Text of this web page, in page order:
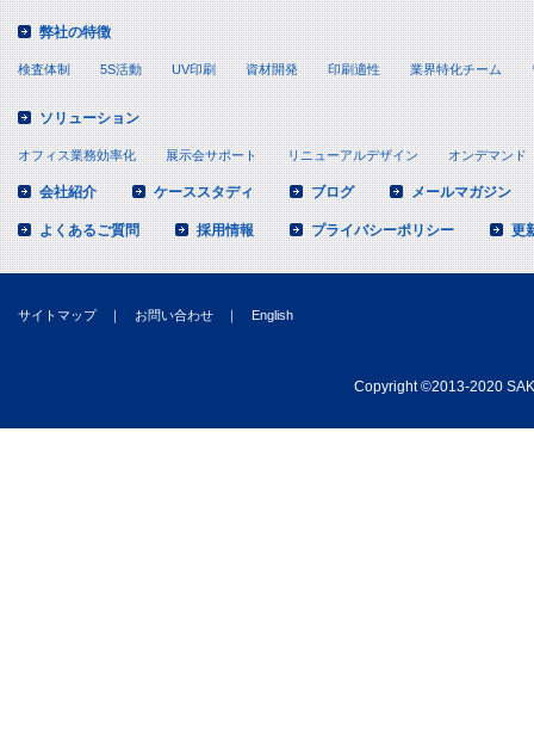
個人情報保護
フリーダイヤ
13:00～16:30）
弊社の特徴
検査体制 5S活動 UV印刷 資材開発 印刷適性 業界特化チーム
ソリューション
オフィス業務効率化 展示会サポート リニューアルデザイン オンデマンド
会社紹介 ケーススタディ ブログ メールマガジン
よくあるご質問 採用情報 プライバシーポリシー 更
サイトマップ ｜ お問い合わせ ｜ English
Copyright©2013-2020